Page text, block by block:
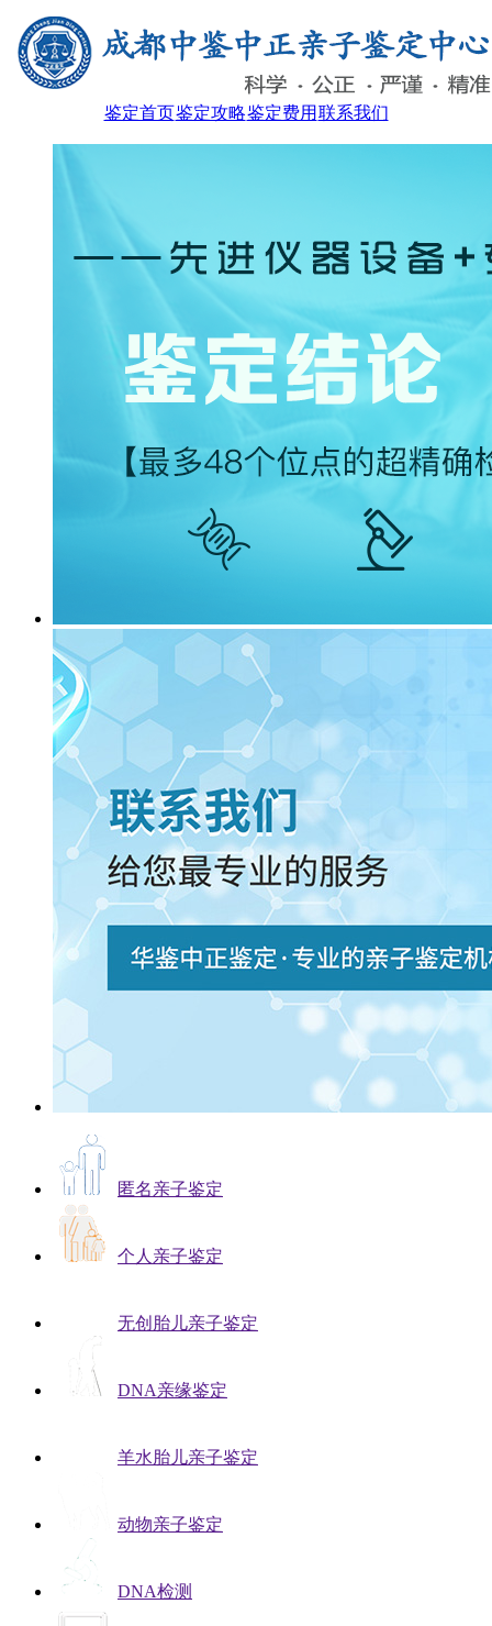
鉴定首页鉴定攻略鉴定费用 联系我们
匿名亲子鉴定
个人亲子鉴定
无创胎儿亲子鉴定
DNA亲缘鉴定
羊水胎儿亲子鉴定
动物亲子鉴定
DNA检测